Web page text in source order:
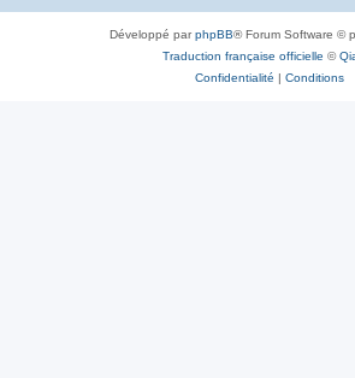
Développé parphpBB® Forum Software ©
Traduction française officielle ©
Confidentialité | Conditions